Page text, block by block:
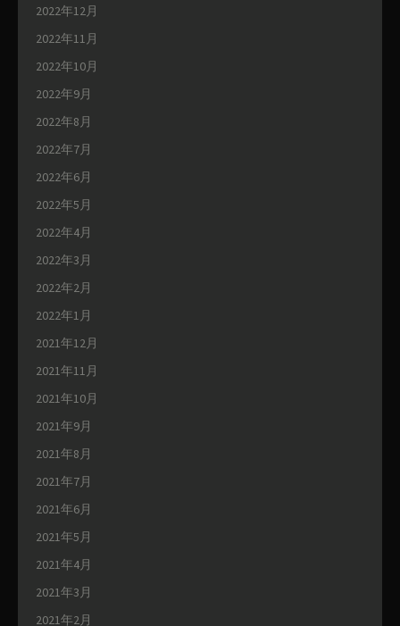
2022年12月
2022年11月
2022年10月
2022年9月
2022年8月
2022年7月
2022年6月
2022年5月
2022年4月
2022年3月
2022年2月
2022年1月
2021年12月
2021年11月
2021年10月
2021年9月
2021年8月
2021年7月
2021年6月
2021年5月
2021年4月
2021年3月
2021年2月